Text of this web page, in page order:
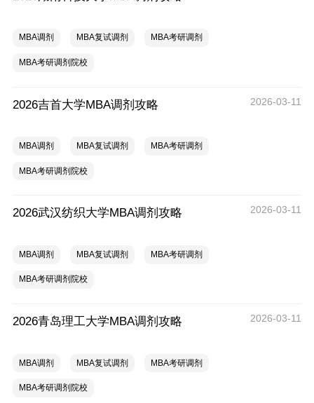
MBA调剂 MBA复试调剂 MBA考研调剂
MBA考研调剂院校
2026吉首大学MBA调剂攻略 2026-03-11
MBA调剂 MBA复试调剂 MBA考研调剂
MBA考研调剂院校
2026武汉纺织大学MBA调剂攻略 2026-03-11
MBA调剂 MBA复试调剂 MBA考研调剂
MBA考研调剂院校
2026青岛理工大学MBA调剂攻略 2026-03-11
MBA调剂 MBA复试调剂 MBA考研调剂
MBA考研调剂院校